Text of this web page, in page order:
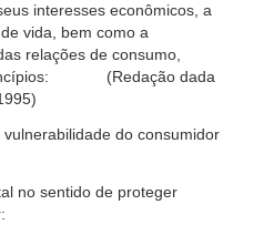
interesses econômicos, a
vida, bem como a
relações de consumo,
(Redação dada
do consumidor
no sentido de proteger